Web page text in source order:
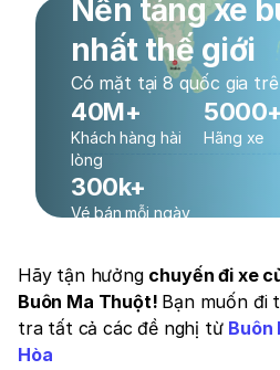
Nền tảng xe
nhất thế giới
Có mặt tại 8 quốc gia
40M+
Khách hàng hài
lòng
5000+
Hãng xe
300k+
Vé bán mỗi ngày
Hãy tận hưởng chuyến đi xe
Buôn Ma Thuột! Bạn muốn đi
tra tất cả các đề nghị từ Buôn
Hòa